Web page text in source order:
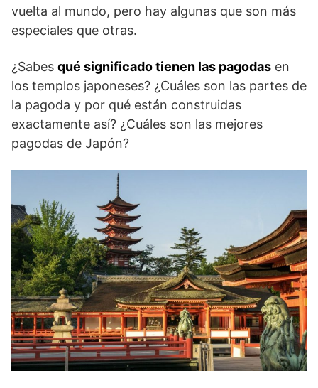
vuelta al mundo, pero hay algunas que son más
especiales que otras.
¿Sabes qué significado tienen las pagodas en
los templos japoneses? ¿Cuáles son las partes de
la pagoda y por qué están construidas
exactamente así? ¿Cuáles son las mejores
pagodas de Japón?